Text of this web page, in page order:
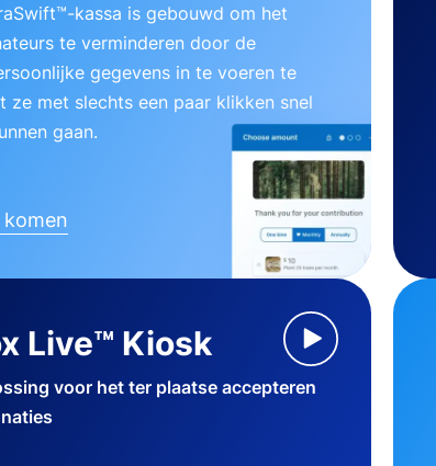
kassa is gebouwd om het
te verminderen door de
gegevens in te voeren te
ze met slechts een paar klikken snel
gaan.
Live™ Kiosk
voor het ter plaatse accepteren